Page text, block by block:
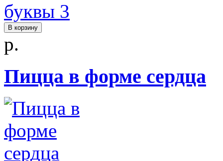
В корзину
р.
Пицца в форме сердца